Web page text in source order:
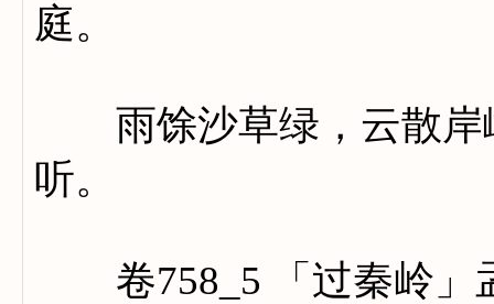
庭。
雨馀沙草绿，云散岸
听。
卷758_5 「过秦岭」